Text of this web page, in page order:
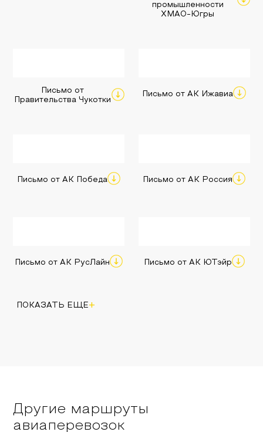
промышленности
ХМАО-Югры
Письмо от
Правительства Чукотки
Письмо от АК Ижавиа
Письмо от АК Победа Письмо от АК Россия
Письмо от АК РусЛайн Письмо от АК ЮТэйр
ПОКАЗАТЬ ЕЩЕ+
Другие маршруты
авиаперевозок